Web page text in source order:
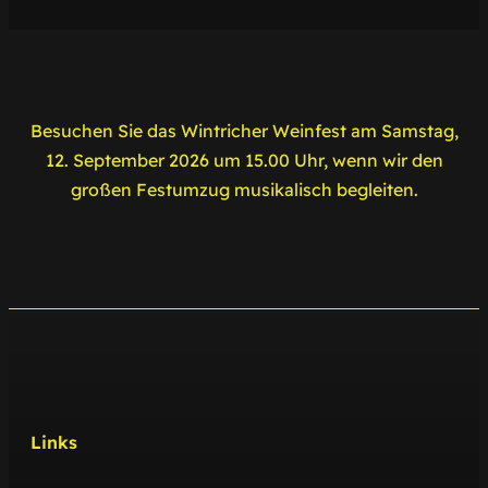
Besuchen Sie das Wintricher Weinfest am Samstag,
12. September 2026 um 15.00 Uhr, wenn wir den
großen Festumzug musikalisch begleiten.
Links